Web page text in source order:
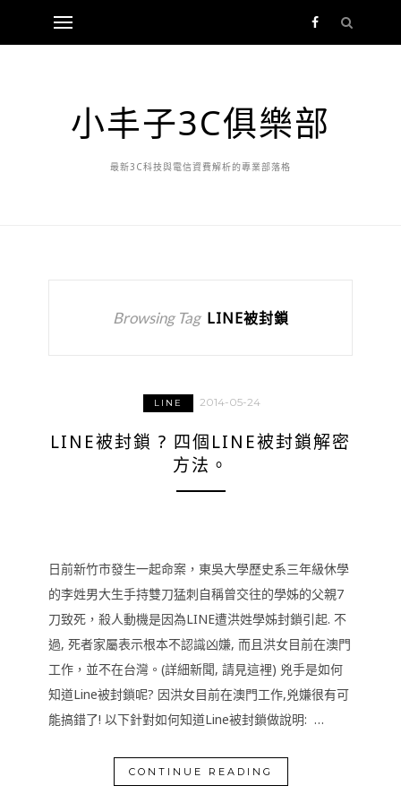
小丰子3C俱樂部
最新3C科技與電信資費解析的專業部落格
Browsing Tag LINE被封鎖
LINE 2014-05-24
LINE被封鎖 ? 四個LINE被封鎖解密
方法。
日前新竹市發生一起命案，東吳大學歷史系三年級休學
的李姓男大生手持雙刀猛刺自稱曾交往的學姊的父親7
刀致死，殺人動機是因為LINE遭洪姓學姊封鎖引起. 不
過, 死者家屬表示根本不認識凶嫌, 而且洪女目前在澳門
工作，並不在台灣。(詳細新聞, 請見這裡) 兇手是如何
知道Line被封鎖呢? 因洪女目前在澳門工作,兇嫌很有可
能搞錯了! 以下針對如何知道Line被封鎖做說明: …
CONTINUE READING